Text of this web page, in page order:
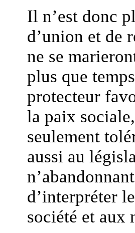
Il n’est donc
d’union et de
ne se
plus que
protecteur
la paix
seulement
aussi au
d’interpréter
société et aux